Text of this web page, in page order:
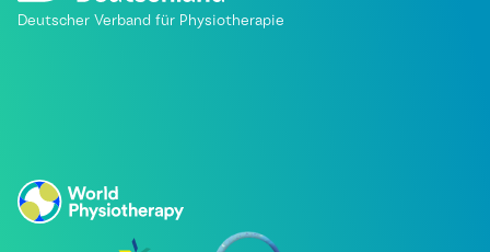
Deutscher Verband für Physiotherapie